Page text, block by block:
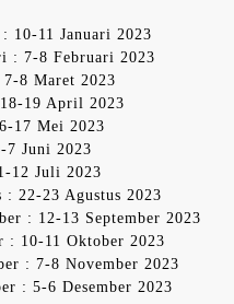
10-11 Januari 2023
: 7-8 Februari 2023
8 Maret 2023
19 April 2023
17 Mei 2023
7 Juni 2023
12 Juli 2023
: 22-23 Agustus 2023
: 12-13 September 2023
: 10-11 Oktober 2023
: 7-8 November 2023
: 5-6 Desember 2023